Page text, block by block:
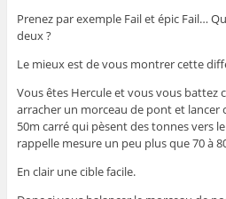
Prenez par exemple Fail et épic Fail…
deux ?
Le mieux est de vous montrer cette
Vous êtes Hercule et vous vous battez
arracher un morceau de pont et lancer
50m carré qui pèsent des tonnes vers
rappelle mesure un peu plus que 70 à
En clair une cible facile.